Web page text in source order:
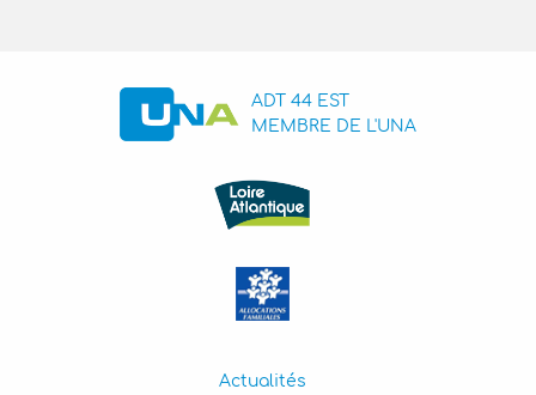
ADT 44 EST
MEMBRE DE L'UNA
Actualités